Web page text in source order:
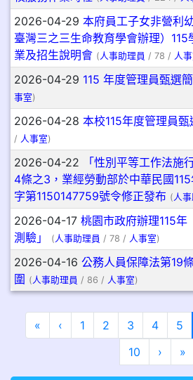
2026-04-29 本府員工子女非營利
臺灣三之三生命教育學會辦理）115
業及招生說明會 ( 人事助理員 / 78 / 人
2026-04-29 115 年度管理員甄選
事室)
2026-04-28 本校115年度管理員甄
/ 人事室)
2026-04-22
「性別平等工作法施
4條之3，業經勞動部於中華民國
字第1150147759號令修正發布 ( 人
2026-04-17 桃園市政府辦理115年
測驗」
( 人事助理員 / 78 / 人事室)
2026-04-16 公務人員保障法第19
圍 ( 人事助理員 / 86 / 人事室)
« 第一頁
‹上一頁
1 2 3 4 5
10
›下一頁
»